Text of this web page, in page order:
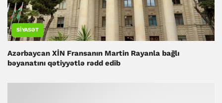
SIYASƏT
Azərbaycan XİN Fransanın Martin Rayanla bağlı
bəyanatını qətiyyətlə rədd edib